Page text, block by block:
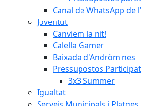
Canal de WhatsApp de
Joventut
Canviem la nit!
Calella Gamer
Baixada d'Andròmines
Pressupostos
3x3 Summer
Igualtat